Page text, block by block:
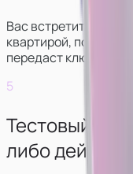
Вас встретит
квартирой, покажет,
передаст ключи.
5
Тестовый
либо действий.